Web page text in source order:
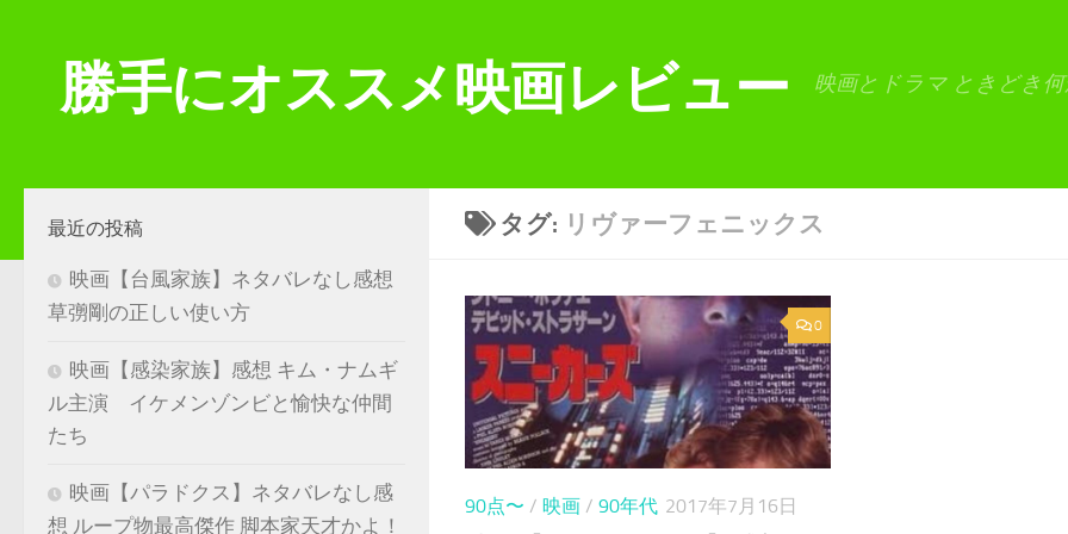
勝手にオススメ映画レビュー 映画とドラマ ときどき
タグ: リヴァーフェニックス
0
90点〜 / 映画 / 90年代 2017年7月16日
最近の投稿
映画【台風家族】ネタバレなし感想
草彅剛の正しい使い方
映画【感染家族】感想 キム・ナムギ
ル主演 イケメンゾンビと愉快な仲間
たち
映画【パラドクス】ネタバレなし感
想 ループ物最高傑作 脚本家天才かよ！